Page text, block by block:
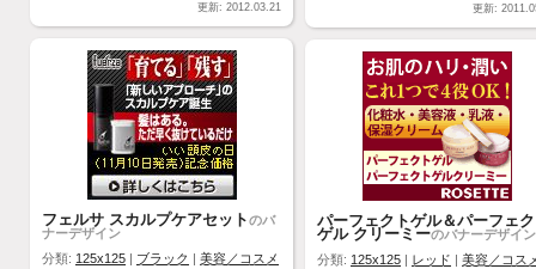
更新: 2012.03.21 更新:
フェルサ スカルプケアセットのバ
ナーデザイン
分類: 125x125 ブラック 美容／コスメ
パーフェクトゲル＆パーフェ
ゲル クリーミーのバナーデザイン
分類: 125x125 レッド 美容／コス